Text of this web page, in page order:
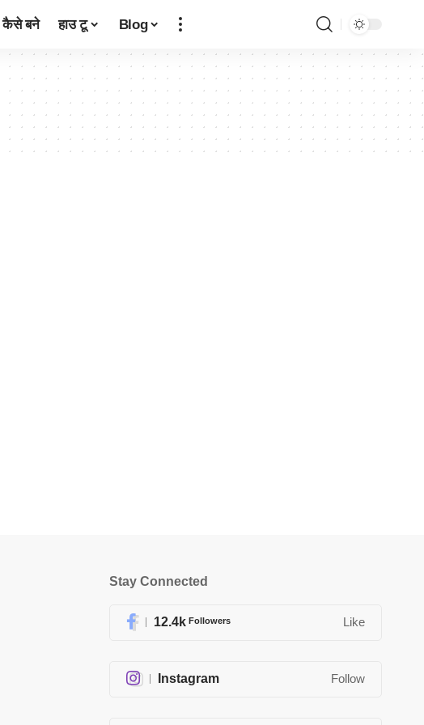
कैसे बने हाउ टू Blog
Stay Connected
12.4k Followers Like
Instagram Follow